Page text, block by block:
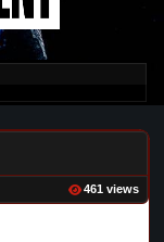
461 views